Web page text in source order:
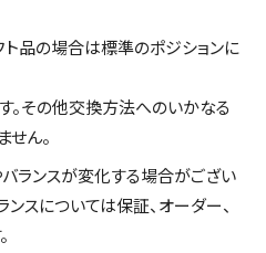
ト品の場合は標準のポジションに
。その他交換方法へのいかなる
せん。
バランスが変化する場合がござい
スについては保証、オーダー、